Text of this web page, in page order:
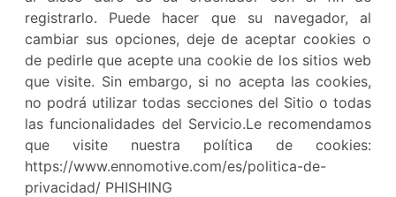
registrarlo. Puede hacer que su navegador, al
cambiar sus opciones, deje de aceptar cookies o
de pedirle que acepte una cookie de los sitios web
que visite. Sin embargo, si no acepta las cookies,
no podrá utilizar todas secciones del Sitio o todas
las funcionalidades del Servicio.Le recomendamos
que visite nuestra política de cookies:
https://www.ennomotive.com/es/politica-de-
privacidad/ PHISHING